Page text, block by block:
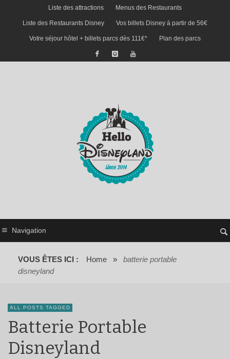
Liste des attractions Menus des Restaurants
Liste des Restaurants Disney Vos billets Disney à partir de 56€
Votre séjour hôtel + billets parcs dès 111€* Plan des parcs
Navigation
VOUS ÊTES ICI : Home »
batterie portable
disneyland
ALL POSTS TAGGED
Batterie Portable
Disneyland